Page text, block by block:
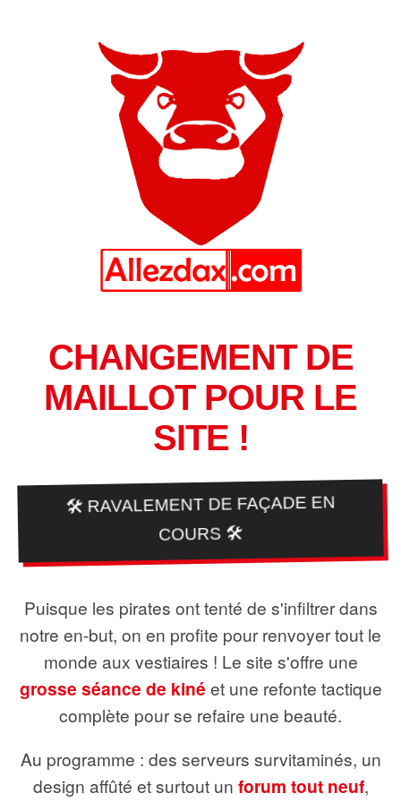
CHANGEMENT DE
MAILLOT POUR LE
SITE !
🛠️ RAVALEMENT DE FAÇADE EN
COURS 🛠️
Puisque les pirates ont tenté de s'infiltrer dans
notre en-but, on en profite pour renvoyer tout le
monde aux vestiaires ! Le site s'offre une
grosse séance de kiné et une refonte tactique
complète pour se refaire une beauté.
Au programme : des serveurs survitaminés, un
design affûté et surtout un forum tout neuf,